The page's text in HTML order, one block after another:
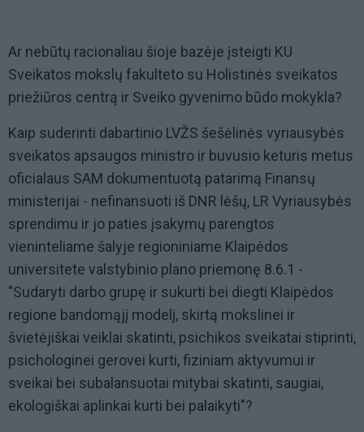
Ar nebūtų racionaliau šioje bazėje įsteigti KU
Sveikatos mokslų fakulteto su Holistinės sveikatos
priežiūros centrą ir Sveiko gyvenimo būdo mokykla?
Kaip suderinti dabartinio LVŽS šešėlinės vyriausybės
sveikatos apsaugos ministro ir buvusio keturis metus
oficialaus SAM dokumentuotą patarimą Finansų
ministerijai - nefinansuoti iš DNR lėšų, LR Vyriausybės
sprendimu ir jo paties įsakymų parengtos
vieninteliame šalyje regioniniame Klaipėdos
universitete valstybinio plano priemonę 8.6.1 -
"Sudaryti darbo grupę ir sukurti bei diegti Klaipėdos
regione bandomąjį modelį, skirtą mokslinei ir
švietėjiškai veiklai skatinti, psichikos sveikatai stiprinti,
psichologinei gerovei kurti, fiziniam aktyvumui ir
sveikai bei subalansuotai mitybai skatinti, saugiai,
ekologiškai aplinkai kurti bei palaikyti"?